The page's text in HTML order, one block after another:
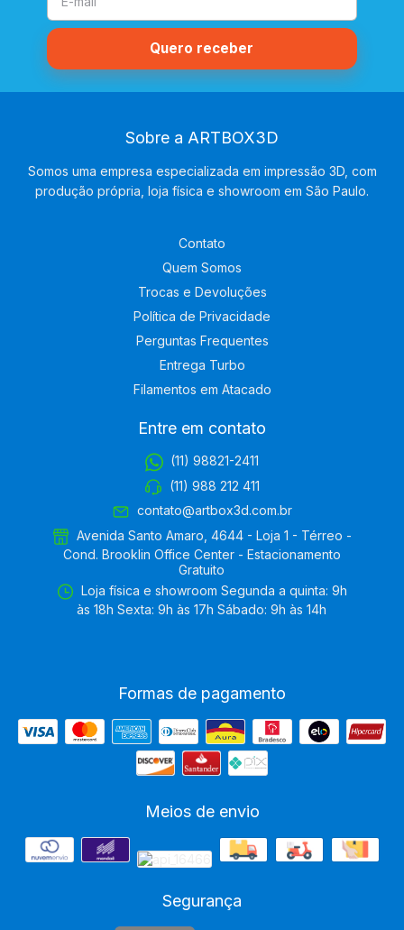
Sobre a ARTBOX3D
Somos uma empresa especializada em impressão 3D, com
produção própria, loja física e showroom em São Paulo.
Contato
Quem Somos
Trocas e Devoluções
Política de Privacidade
Perguntas Frequentes
Entrega Turbo
Filamentos em Atacado
Entre em contato
(11) 98821-2411
(11) 988 212 411
contato@artbox3d.com.br
Avenida Santo Amaro, 4644 - Loja 1 - Térreo -
Cond. Brooklin Office Center - Estacionamento
Gratuito
Loja física e showroom Segunda a quinta: 9h
às 18h Sexta: 9h às 17h Sábado: 9h às 14h
Formas de pagamento
Meios de envio
Segurança